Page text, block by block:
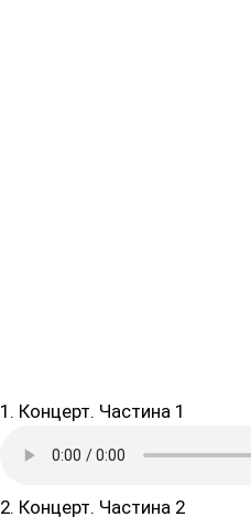
1. Концерт. Частина 1
2. Концерт. Частина 2